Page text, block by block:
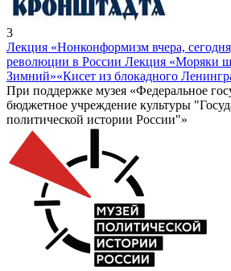
3
Лекция «Нонконформизм вчера,
революции в России Лекция «Моряки
Зимний»«Кисет из блокадного
При поддержке музея «Федеральное
бюджетное учреждение культуры
политической истории России"»